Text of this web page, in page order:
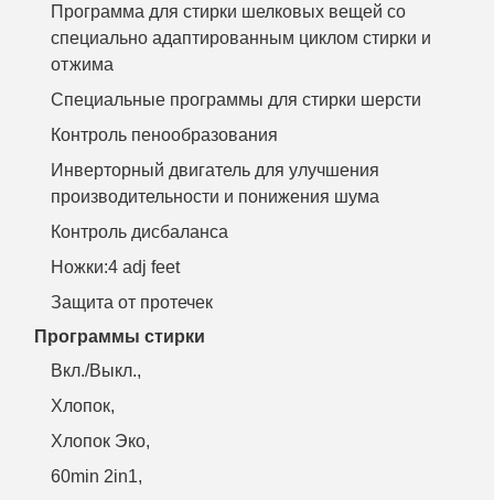
Программа для стирки шелковых вещей со
специально адаптированным циклом стирки и
отжима
Специальные программы для стирки шерсти
Контроль пенообразования
Инверторный двигатель для улучшения
производительности и понижения шума
Контроль дисбаланса
Ножки:4 adj feet
Защита от протечек
Программы стирки
Вкл./Выкл.,
Хлопок,
Хлопок Эко,
60min 2in1,